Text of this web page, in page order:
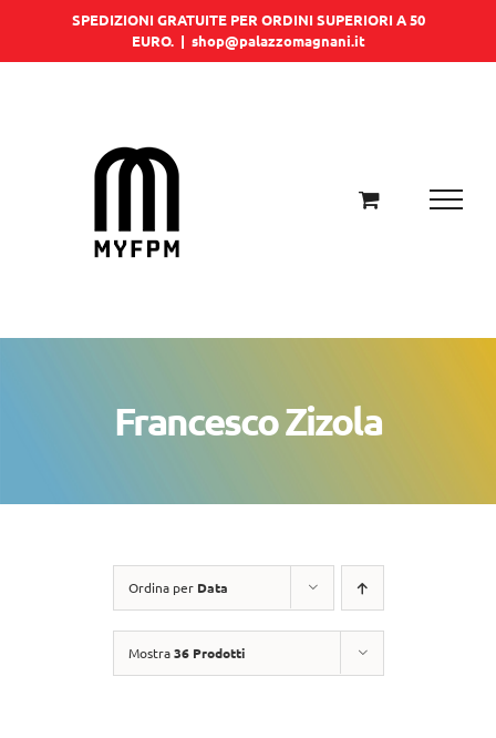
SPEDIZIONI GRATUITE PER ORDINI SUPERIORI A 50
EURO. | shop@palazzomagnani.it
Francesco Zizola
Ordina per Data
Mostra36 Prodotti